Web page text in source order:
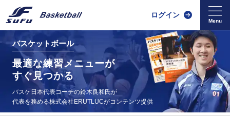
ログイン
バスケットボール
最適な練習メニューが
すぐ見つかる
バスケ日本代表コーチの鈴木良和氏が
代表を務める株式会社ERUTLUCがコンテンツ提供